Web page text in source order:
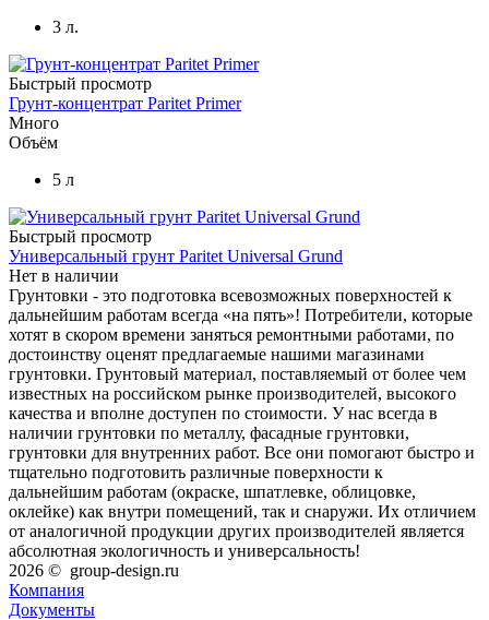
3 л.
Быстрый просмотр
Грунт-концентрат Paritet Primer
Много
Объём
5 л
Быстрый просмотр
Универсальный грунт Paritet Universal Grund
Нет в наличии
Грунтовки - это подготовка всевозможных поверхностей к
дальнейшим работам всегда «на пять»! Потребители, которые
хотят в скором времени заняться ремонтными работами, по
достоинству оценят предлагаемые нашими магазинами
грунтовки. Грунтовый материал, поставляемый от более чем
известных на российском рынке производителей, высокого
качества и вполне доступен по стоимости. У нас всегда в
наличии грунтовки по металлу, фасадные грунтовки,
грунтовки для внутренних работ. Все они помогают быстро и
тщательно подготовить различные поверхности к
дальнейшим работам (окраске, шпатлевке, облицовке,
оклейке) как внутри помещений, так и снаружи. Их отличием
от аналогичной продукции других производителей является
абсолютная экологичность и универсальность!
2026 © group-design.ru
Компания
Документы